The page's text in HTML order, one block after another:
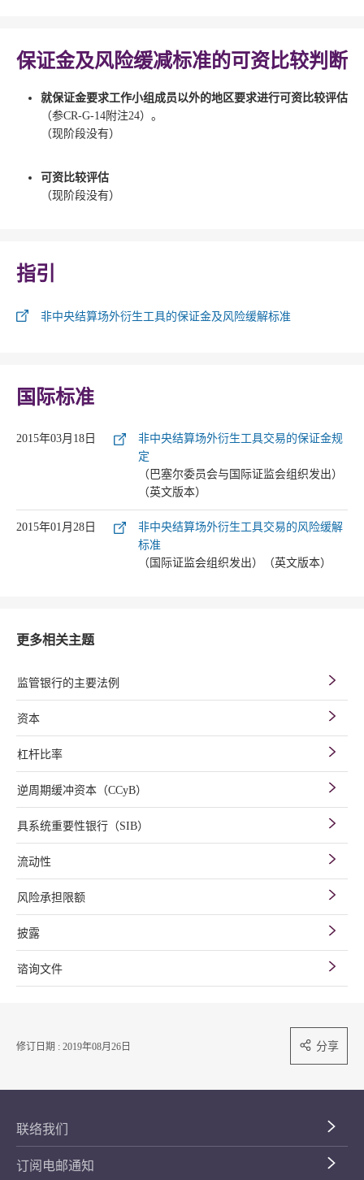
保证金及风险缓减标准的可资比较判断
就保证金要求工作小组成员以外的地区要求进行可资比较评估
（参CR-G-14附注24）。
（现阶段没有）
可资比较评估
（现阶段没有）
指引
非中央结算场外衍生工具的保证金及风险缓解标准
国际标准
2015年03月18日
非中央结算场外衍生工具交易的保证金规
定
（巴塞尔委员会与国际证监会组织发出）
（英文版本）
2015年01月28日
非中央结算场外衍生工具交易的风险缓解
标准
（国际证监会组织发出）（英文版本）
更多相关主题
监管银行的主要法例
资本
杠杆比率
逆周期缓冲资本（CCyB）
具系统重要性银行（SIB）
流动性
风险承担限额
披露
谘询文件
修订日期 : 2019年08月26日 分享
联络我们
订阅电邮通知